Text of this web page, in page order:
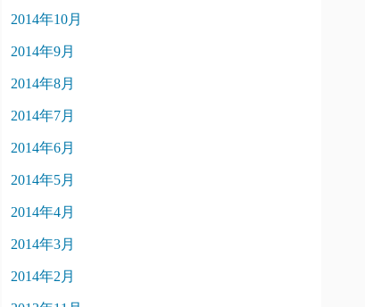
2014年10月
2014年9月
2014年8月
2014年7月
2014年6月
2014年5月
2014年4月
2014年3月
2014年2月